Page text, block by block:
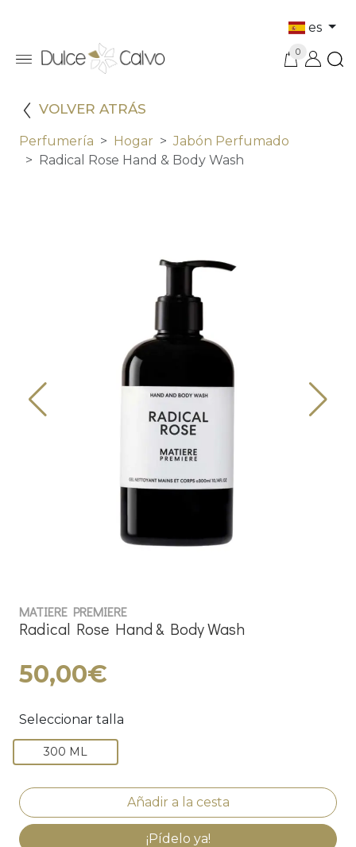
es
0
VOLVER ATRÁS
Perfumería Hogar
Jabón Perfumado
Radical Rose Hand & Body Wash
MATIERE PREMIERE
Radical Rose Hand & Body Wash
50,00€
Seleccionar talla
300 ML
¡Pídelo ya!